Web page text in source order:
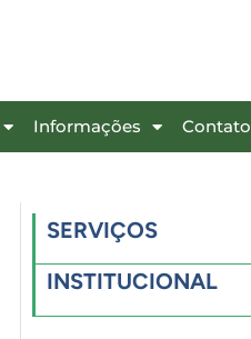
Informações Contato
SERVIÇOS
INSTITUCIONAL